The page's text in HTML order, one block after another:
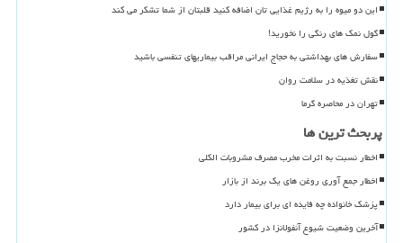
این دو میوه را به رژیم غذایی تان اضافه کنید قلبتان از شما تشکر می کند
گول نمک های رنگی را نخورید!
سفارش های بهداشتی به حجاج ایرانی مراقب بیماریهای تنفسی باشید
نقش تغذیه در سلامت روان
تهران در محاصره گرما
پربحث ترین ها
اخطار نسبت به اثرات مخرب مصرف مشروبات الکلی
اخطار جمع آوری روغن های یک برند از بازار
پزشک خانواده چه فایده ای برای بیمار دارد
آخرین وضعیت شیوع آنفولانزا در کشور